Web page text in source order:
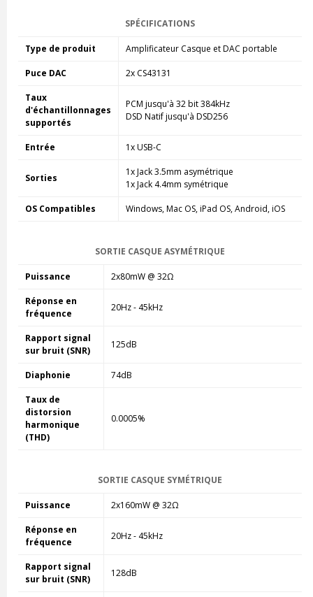
SPÉCIFICATIONS
Type de produit Amplificateur Casque et DAC portable
Puce DAC 2x CS43131
Taux
d'échantillonnages
supportés
PCM jusqu'à 32 bit 384kHz
DSD Natif jusqu'à DSD256
Entrée 1x USB-C
Sorties
1x Jack 3.5mm asymétrique
1x Jack 4.4mm symétrique
OS Compatibles Windows, Mac OS, iPad OS, Android, iOS
SORTIE CASQUE ASYMÉTRIQUE
Puissance 2x80mW @ 32Ω
Réponse en
fréquence
20Hz - 45kHz
Rapport signal
sur bruit (SNR)
125dB
Diaphonie 74dB
Taux de
distorsion
harmonique
(THD)
0.0005%
SORTIE CASQUE SYMÉTRIQUE
Puissance 2x160mW @ 32Ω
Réponse en
fréquence
20Hz - 45kHz
Rapport signal
sur bruit (SNR)
128dB